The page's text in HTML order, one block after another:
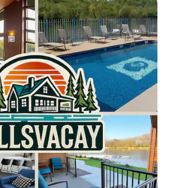
スです。